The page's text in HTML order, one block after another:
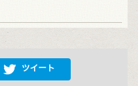
ツイート